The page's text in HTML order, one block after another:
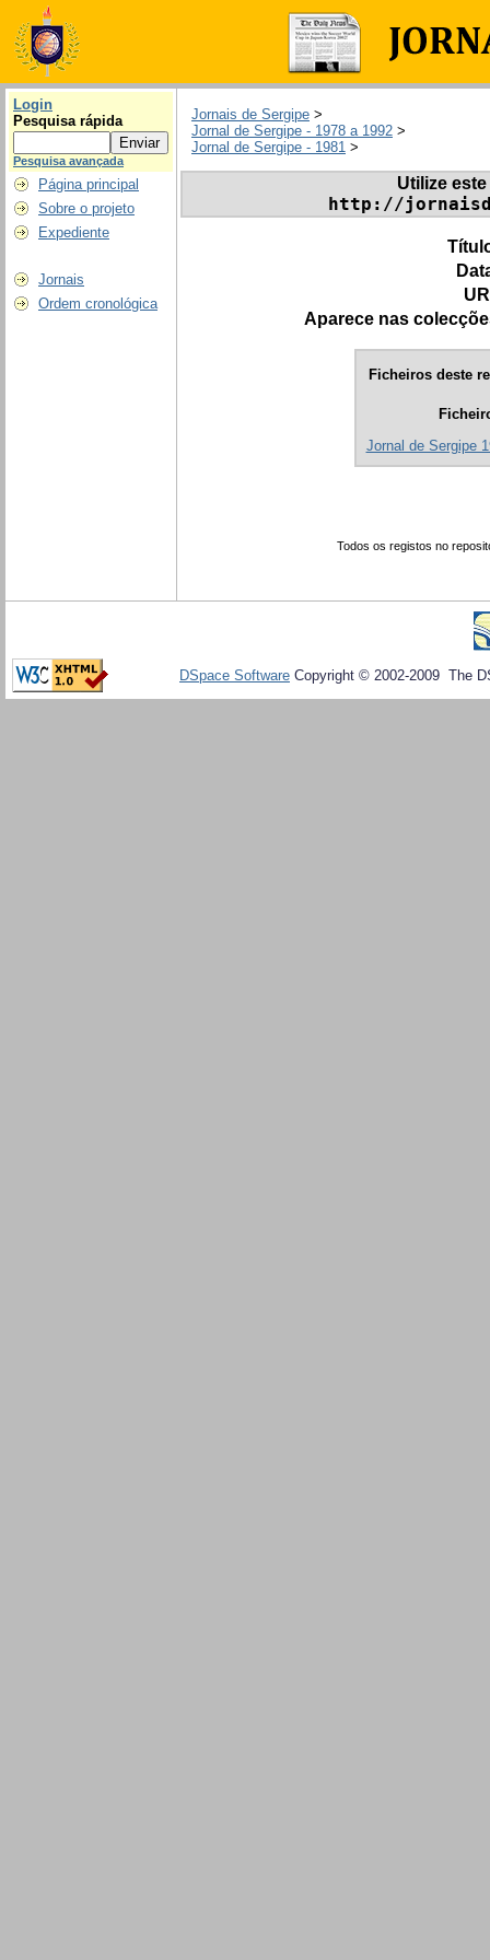
Login
Pesquisa rápida
Pesquisa avançada
Página principal
Sobre o projeto
Expediente
Jornais
Ordem cronológica
Jornais de Sergipe >
Jornal de Sergipe - 1978 a 1992 >
Jornal de Sergipe - 1981 >
Utilize
http://
Aparece nas
Ficheiros deste
Jornal de Sergipe
Todos os registos no
DSpace Software Copyright © 2002-2009 The